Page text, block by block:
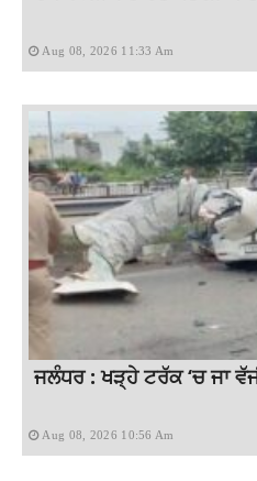
Aug 08, 2026 11:33 Am
ਜਲੰਧਰ : ਖੜ੍ਹੇ ਟਰੱਕ ‘ਚ ਜਾ
Aug 08, 2026 10:56 Am